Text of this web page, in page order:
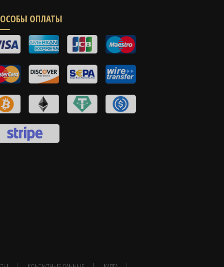
ОПЛАТЫ